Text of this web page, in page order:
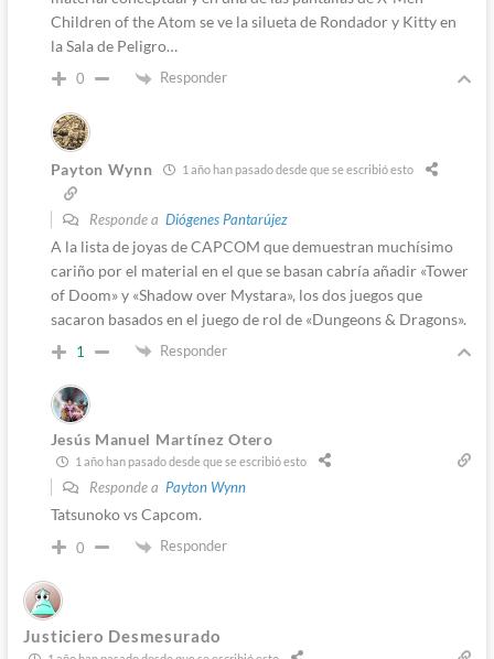
Children of the Atom se ve la silueta de Rondador y Kitty en
la Sala de Peligro…
0 Responder
Payton Wynn 1 año han pasado desde que se escribió esto
Responde a Diógenes Pantarújez
A la lista de joyas de CAPCOM que demuestran muchísimo
cariño por el material en el que se basan cabría añadir «Tower
of Doom» y «Shadow over Mystara», los dos juegos que
sacaron basados en el juego de rol de «Dungeons & Dragons».
1 Responder
Jesús Manuel Martínez Otero
1 año han pasado desde que se escribió esto
Responde a Payton Wynn
Tatsunoko vs Capcom.
0 Responder
Justiciero Desmesurado